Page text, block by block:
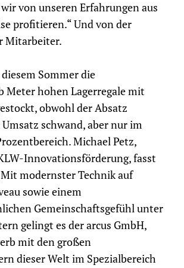
von unseren Erfahrungen aus
profitieren.“ Und von der
Mitarbeiter.
Sommer die
Meter hohen Lagerregale mit
obwohl der Absatz
schwand, aber nur im
Michael Petz,
Innovationsförderung, fasst
modernster Technik auf
sowie einem
Gemeinschaftsgefühl unter
gelingt es der arcus GmbH,
mit den großen
dieser Welt im Spezialbereich